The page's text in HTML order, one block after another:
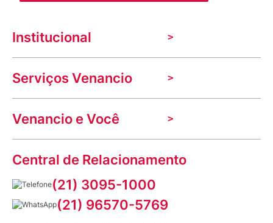
Institucional
A Venancio
Trabalhe Conosco
Nossas lojas
Indique seu imóvel
Aniversário Venancio 2025
Serviços Venancio
Troca e devolução
Mecânica de promoções
Dúvidas frequentes
Prazos e entregas
Bioimpedância Gratuita
Venancio e Você
VClube - Programa de fidelidade
Fale com o farmacêutico
Fale conosco
Saúde na praça
Central de Relacionamento
(21) 3095-1000
(21) 96570-5769